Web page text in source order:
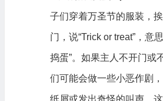
子们穿着万圣节的服装，
门，说“Trick or treat”，意
捣蛋”。如果主人不开门或
们可能会做一些小恶作剧
纸屑或发出奇怪的叫声。